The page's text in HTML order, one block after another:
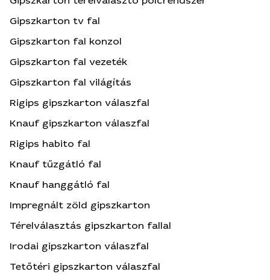
Gipszkarton tv fal
Gipszkarton fal konzol
Gipszkarton fal vezeték
Gipszkarton fal világítás
Rigips gipszkarton válaszfal
Knauf gipszkarton válaszfal
Rigips habito fal
Knauf tűzgátló fal
Knauf hanggátló fal
Impregnált zöld gipszkarton
Térelválasztás gipszkarton fallal
Irodai gipszkarton válaszfal
Tetőtéri gipszkarton válaszfal